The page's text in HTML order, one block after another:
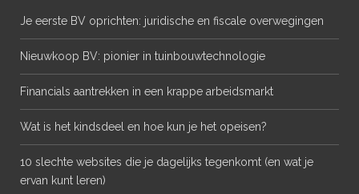
Je eerste BV oprichten: juridische en fiscale overwegingen
Nieuwkoop BV: pionier in tuinbouwtechnologie
Financials aantrekken in een krappe arbeidsmarkt
Wat is het kindsdeel en hoe kun je het opeisen?
10 slechte websites die je dagelijks tegenkomt (en wat je
ervan kunt leren)